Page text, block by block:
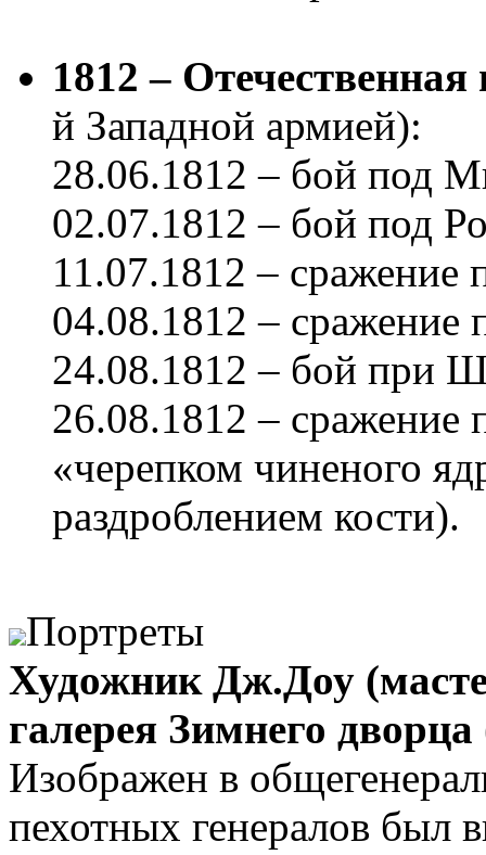
1812 – Отечественная
й Западной армией):
28.06.1812 – бой под
02.07.1812 – бой под
11.07.1812 – сражение
04.08.1812 – сражение
24.08.1812 – бой при
26.08.1812 – сражение
«черепком чиненого
раздроблением кости).
Портреты
Художник Дж.Доу
галерея Зимнего
Изображен в
пехотных генералов был